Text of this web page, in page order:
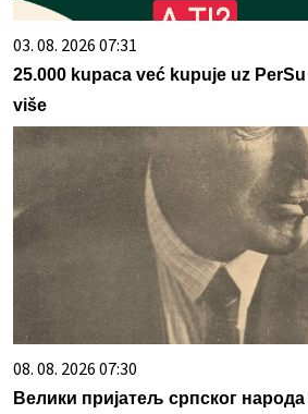
03. 08. 2026 07:31
25.000 kupaca već kupuje uz
više
08. 08. 2026 07:30
Велики пријатељ српског